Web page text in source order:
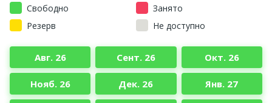
Свободно
Занято
Резерв
Не доступно
Авг. 26 Сент. 26 Окт. 26
Нояб. 26 Дек. 26 Янв. 27